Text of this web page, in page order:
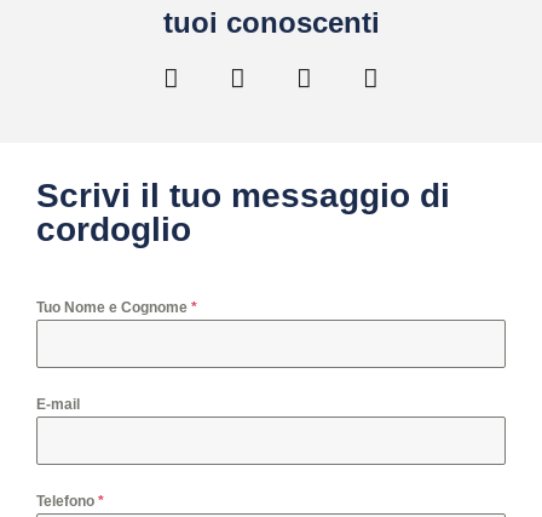
tuoi conoscenti
Scrivi il tuo messaggio di
cordoglio
Tuo Nome e Cognome *
E-mail
Telefono *